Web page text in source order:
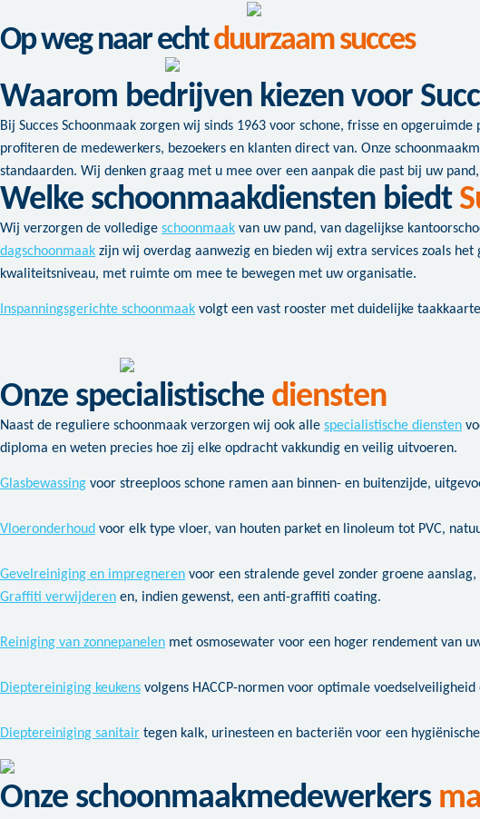
Op weg naar echtduurzaam succes
Waarom bedrijven kiezen voor
Bij Succes Schoonmaak zorgen wij sinds 1963 voor schone, frisse en
profiteren de medewerkers, bezoekers en klanten direct van. Onze
standaarden. Wij denken graag met u mee over een aanpak die past bij uw
Welke schoonmaakdiensten biedt
Wij verzorgen de volledige schoonmaak van uw pand, van dagelijkse
dagschoonmaak zijn wij overdag aanwezig en bieden wij extra services zoals
kwaliteitsniveau, met ruimte om mee te bewegen met uw organisatie.
Inspanningsgerichte schoonmaak volgt een vast rooster met duidelijke
Onze specialistische diensten
Naast de reguliere schoonmaak verzorgen wij ook alle specialistische diensten
diploma en weten precies hoe zij elke opdracht vakkundig en veilig uitvoeren.
Glasbewassing voor streeploos schone ramen aan binnen- en buitenzijde,
Vloeronderhoud voor elk type vloer, van houten parket en linoleum tot PVC,
Gevelreiniging en impregneren voor een stralende gevel zonder groene
Graffiti verwijderen en, indien gewenst, een anti-graffiti coating.
Reiniging van zonnepanelen met osmosewater voor een hoger rendement van
Dieptereiniging keukens volgens HACCP-normen voor optimale
Dieptereiniging sanitair tegen kalk, urinesteen en bacteriën voor een
Onze schoonmaakmedewerkers